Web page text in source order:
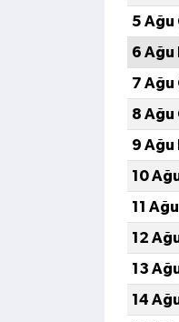
5 Ağu
6 Ağu
7 Ağu
8 Ağu
9 Ağu
10
11 Ağu
12
13
14